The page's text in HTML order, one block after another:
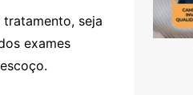
seja
exames